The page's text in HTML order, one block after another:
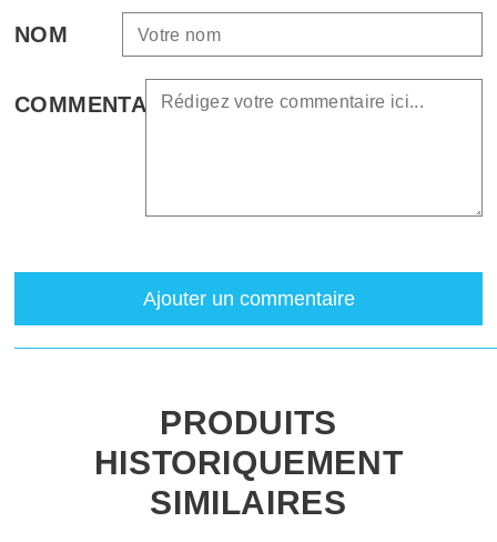
NOM
COMMENTAIRE
Ajouter un commentaire
PRODUITS
HISTORIQUEMENT
SIMILAIRES